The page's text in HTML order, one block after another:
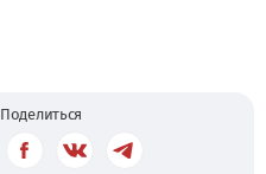
Поделиться